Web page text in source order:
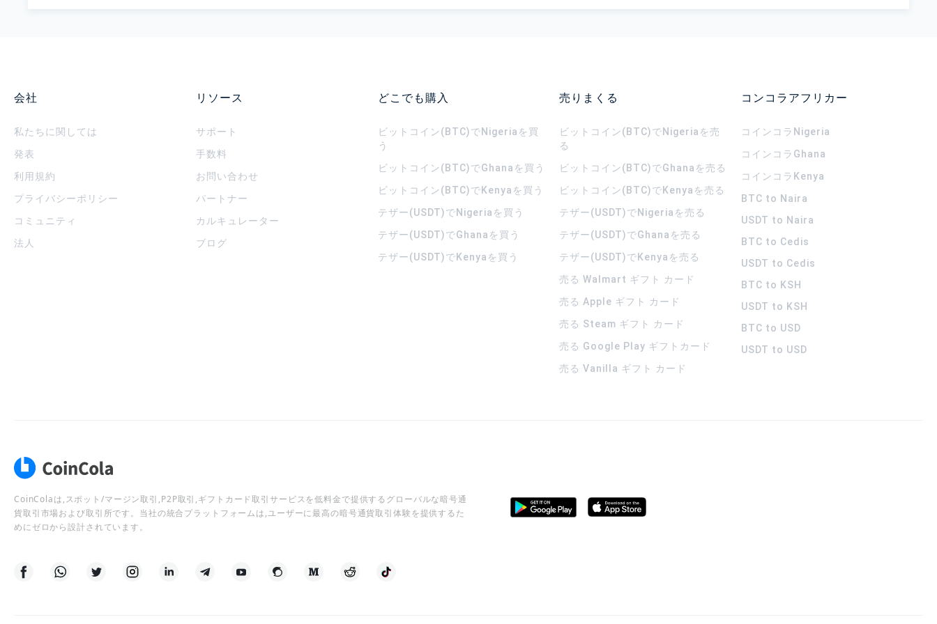
会社
私たちに関しては
発表
利用規約
プライバシーポリシー
コミュニティ
法人
リソース
サポート
手数料
お問い合わせ
パートナー
カルキュレーター
ブログ
どこでも購入
ビットコイン(BTC)でNigeriaを買
う
ビットコイン(BTC)でGhanaを買う
ビットコイン(BTC)でKenyaを買う
テザー(USDT)でNigeriaを買う
テザー(USDT)でGhanaを買う
テザー(USDT)でKenyaを買う
売りまくる
ビットコイン(BTC)でNigeriaを売
る
ビットコイン(BTC)でGhanaを売る
ビットコイン(BTC)でKenyaを売る
テザー(USDT)でNigeriaを売る
テザー(USDT)でGhanaを売る
テザー(USDT)でKenyaを売る
売る Walmart ギフト カード
売る Apple ギフト カード
売る Steam ギフト カード
売る Google Play ギフトカード
売る Vanilla ギフト カード
コンコラアフリカー
コインコラ Nigeria
コインコラ Ghana
コインコラ Kenya
BTC to Naira
USDT to Naira
BTC to Cedis
USDT to Cedis
BTC to KSH
USDT to KSH
BTC to USD
USDT to USD
CoinColaは,スポット/マージン取引,P2P取引,ギフトカード取引サービスを低料金で提供するグローバルな暗号通
貨取引市場および取引所です。当社の統合プラットフォームは,ユーザーに最高の暗号通貨取引体験を提供するた
めにゼロから設計されています。